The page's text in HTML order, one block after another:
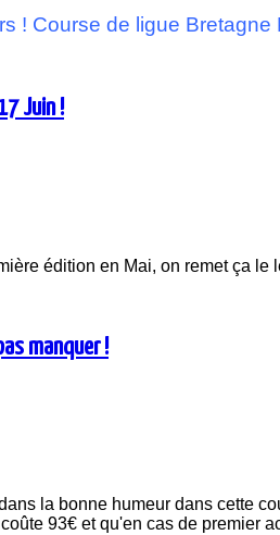
! Course de ligue
Juin !
édition en Mai, on remet ça
manquer !
la bonne humeur dans cette
93€ et qu'en cas de premier